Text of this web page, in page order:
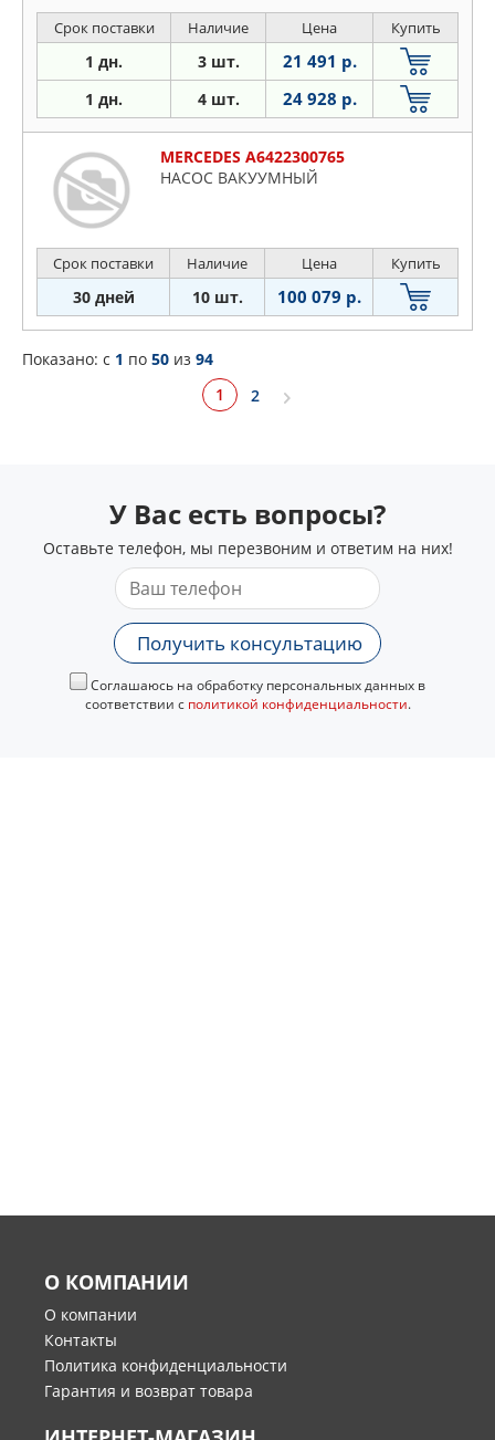
Срок поставки Наличие Цена Купить
1 дн. 3 шт. 21 491 р.
1 дн. 4 шт. 24 928 р.
MERCEDES A6422300765
НАСОС ВАКУУМНЫЙ
Срок поставки Наличие Цена Купить
30 дней 10 шт. 100 079 р.
Показано: c 1 по 50 из 94
1
2
У Вас есть вопросы?
Оставьте телефон, мы перезвоним и ответим на них!
Получить консультацию
Соглашаюсь на обработку персональных данных в
соответствии с политикой конфиденциальности.
О КОМПАНИИ
О компании
Контакты
Политика конфиденциальности
Гарантия и возврат товара